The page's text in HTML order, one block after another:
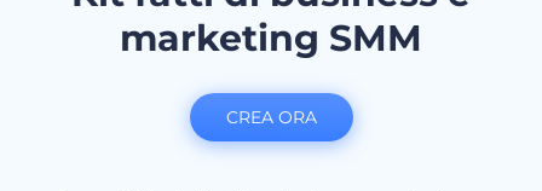
marketing SMM
CREA ORA